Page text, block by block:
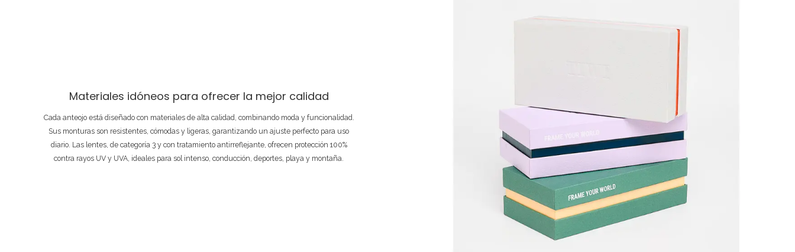
Materiales idóneos para ofrecer la mejor calidad
Cada anteojo está diseñado con materiales de alta calidad, combinando moda y funcionalidad.
Sus monturas son resistentes, cómodas y ligeras, garantizando un ajuste perfecto para uso
diario. Las lentes, de categoría 3 y con tratamiento antirreflejante, ofrecen protección 100%
contra rayos UV y UVA, ideales para sol intenso, conducción, deportes, playa y montaña.